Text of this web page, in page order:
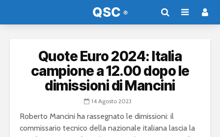
Quote Euro 2024: Italia
campione a 12.00 dopo le
dimissioni di Mancini
14 Agosto 2023
Roberto Mancini ha rassegnato le dimissioni: il
commissario tecnico della nazionale italiana lascia la